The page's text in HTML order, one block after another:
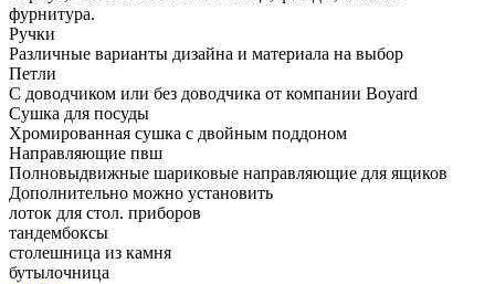
фурнитура.
Ручки
Различные варианты дизайна и материала на выбор
Петли
С доводчиком или без доводчика от компании Boyard
Сушка для посуды
Хромированная сушка с двойным поддоном
Направляющие пвш
Полновыдвижные шариковые направляющие для ящиков
Дополнительно можно установить
лоток для стол. приборов
тандембоксы
столешница из камня
бутылочница